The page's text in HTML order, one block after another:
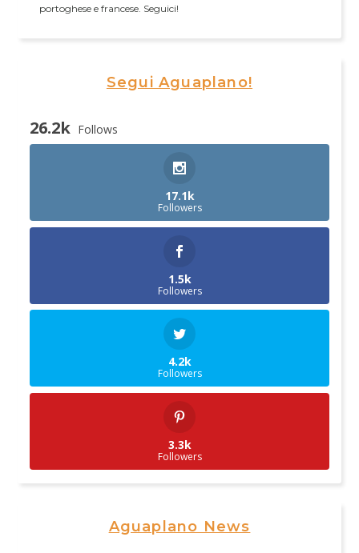
portoghese e francese. Seguici!
Segui Aguaplano!
26.2k Follows
17.1k
Followers
1.5k
Followers
4.2k
Followers
3.3k
Followers
Aguaplano News